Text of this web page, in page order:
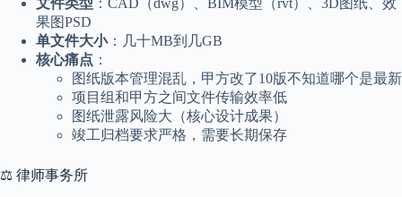
果图PSD
单文件大小：几十MB到几GB
核心痛点 ：
图纸版本管理混乱，甲方改了10版不知道哪个是最新
项目组和甲方之间文件传输效率低
图纸泄露风险大（核心设计成果）
竣工归档要求严格，需要长期保存
⚖️ 律师事务所